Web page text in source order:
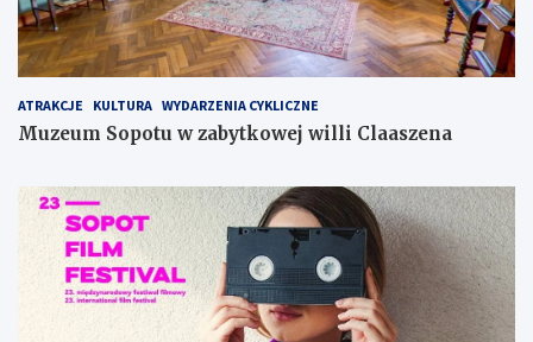
ATRAKCJE KULTURA WYDARZENIA CYKLICZNE
Muzeum Sopotu w zabytkowej willi Claaszena